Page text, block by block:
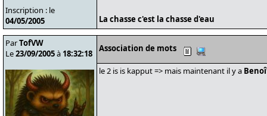
Inscription : le
04/05/2005
La chasse c'est la chasse d'eau
ParTofVW
Le23/09/2005à 18:32:18 Association de mots
le 2 is is kapput => mais maintenant il y a